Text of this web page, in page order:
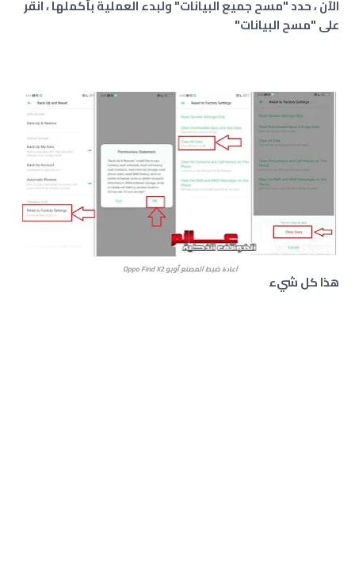
الآن ، حدد "مسح جميع البيانات" ولبدء العملية بأكملها ، انقر
على "مسح البيانات"
ﺍﻋﺎﺩﺓ ﺿﺒﻂ ﺍﻟﻤﺼﻨﻊ أوبو Oppo Find X2
هذا كل شيء